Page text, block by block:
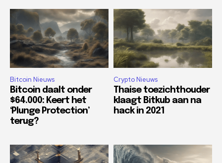
Bitcoin Nieuws
Bitcoin daalt onder
$64.000: Keert het
‘Plunge Protection’
terug?
Crypto Nieuws
Thaise toezichthouder
klaagt Bitkub aan na
hack in 2021